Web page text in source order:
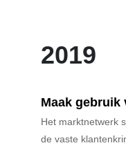
2019
Maak gebruik
Het marktnetwerk
de vaste